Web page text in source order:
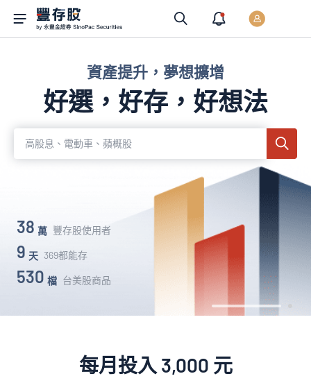
資產提升，夢想擴增
好選，好存，好想法
高股息、電動車、蘋概股
38 萬 豐存股使用者
9 天 369都能存
530 檔 台美股商品
每月投入 3,000 元